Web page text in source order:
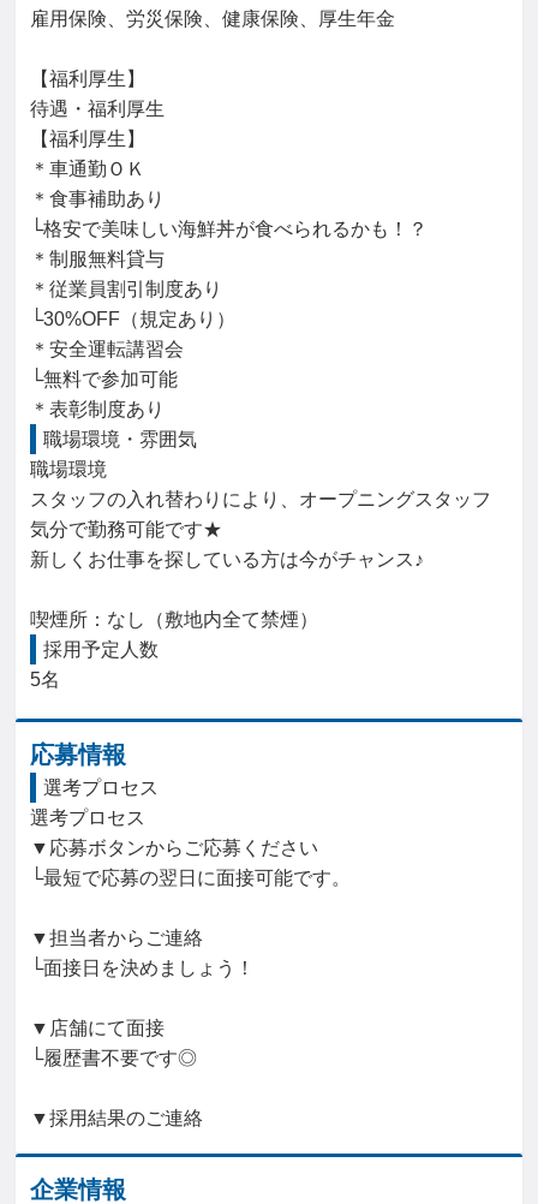
雇用保険、労災保険、健康保険、厚生年金
【福利厚生】
待遇・福利厚生
【福利厚生】
＊車通勤ＯＫ
＊食事補助あり
└格安で美味しい海鮮丼が食べられるかも！？
＊制服無料貸与
＊従業員割引制度あり
└30%OFF（規定あり）
＊安全運転講習会
└無料で参加可能
＊表彰制度あり
職場環境・雰囲気
職場環境
スタッフの入れ替わりにより、オープニングスタッフ
気分で勤務可能です★
新しくお仕事を探している方は今がチャンス♪
喫煙所：なし（敷地内全て禁煙）
採用予定人数
5名
応募情報
選考プロセス
選考プロセス
▼応募ボタンからご応募ください
└最短で応募の翌日に面接可能です。
▼担当者からご連絡
└面接日を決めましょう！
▼店舗にて面接
└履歴書不要です◎
▼採用結果のご連絡
企業情報